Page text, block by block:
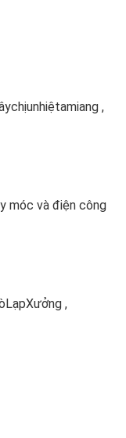
,
móc và điện công
,